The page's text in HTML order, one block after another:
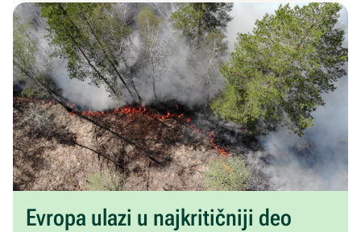
Evropa ulazi u najkritičniji deo